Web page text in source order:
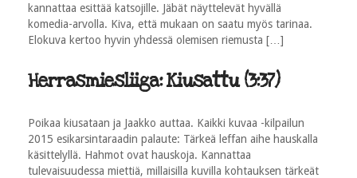
kannattaa esittää katsojille. Jäbät näyttelevät hyvällä
komedia-­arvolla. Kiva, että mukaan on saatu myös tarinaa.
Elokuva kertoo hyvin yhdessä olemisen riemusta […]
Herrasmiesliiga: Kiusattu (3:37)
Poikaa kiusataan ja Jaakko auttaa. Kaikki kuvaa -kilpailun
2015 esikarsintaraadin palaute: Tärkeä leffan aihe hauskalla
käsittelyllä. Hahmot ovat hauskoja. Kannattaa
tulevaisuudessa miettiä, millaisilla kuvilla kohtauksen tärkeät